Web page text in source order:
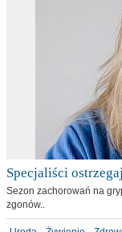
Specjaliści
Sezon zachorowań na
zgonów..